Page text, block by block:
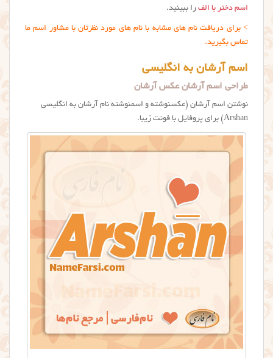
اسم دختر با الف را ببینید.
> برای دریافت نام های مشابه با نام های مورد نظرتان با مشاور اسم ما
تماس بگیرید.
اسم آرشان به انگلیسی
طراحی اسم آرشان عکس آرشان
نوشتن اسم آرشان (عکسنوشته و اسمنوشته نام آرشان به انگلیسی
Arshan) برای پروفایل با فونت زیبا.